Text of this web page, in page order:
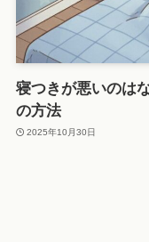
寝つきが悪いのは
の方法
2025年10月30日